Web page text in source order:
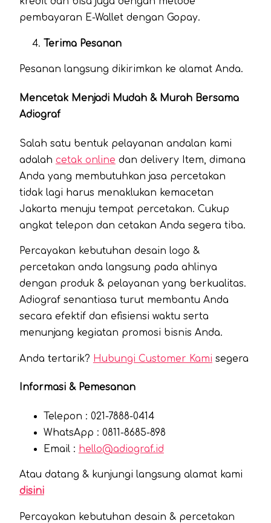
pembayaran E-Wallet dengan Gopay.
Terima Pesanan
Pesanan langsung dikirimkan ke alamat Anda.
Mencetak Menjadi Mudah & Murah Bersama
Adiograf
Salah satu bentuk pelayanan andalan kami
adalah cetak online dan delivery Item, dimana
Anda yang membutuhkan jasa percetakan
tidak lagi harus menaklukan kemacetan
Jakarta menuju tempat percetakan. Cukup
angkat telepon dan cetakan Anda segera tiba.
Percayakan kebutuhan desain logo &
percetakan anda langsung pada ahlinya
dengan produk & pelayanan yang berkualitas.
Adiograf senantiasa turut membantu Anda
secara efektif dan efisiensi waktu serta
menunjang kegiatan promosi bisnis Anda.
Anda tertarik? Hubungi Customer Kami segera
Informasi & Pemesanan
Telepon : 021-7888-0414
WhatsApp : 0811-8685-898
Email : hello@adiograf.id
Atau datang & kunjungi langsung alamat kami
disini
Percayakan kebutuhan desain & percetakan